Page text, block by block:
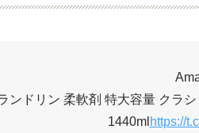
ンドリン 柔軟剤 特大容量 クラ
1440ml https://